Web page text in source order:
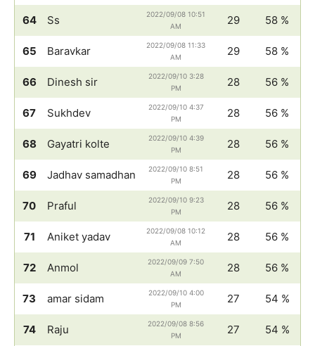
64 Ss
2022/09/08 10:51
AM
29 58 %
65 Baravkar
2022/09/08 11:33
AM
29 58 %
66 Dinesh sir
2022/09/10 3:28
PM
28 56 %
67 Sukhdev
2022/09/10 4:37
PM
28 56 %
68 Gayatri kolte
2022/09/10 4:39
PM
28 56 %
69 Jadhav samadhan
2022/09/10 8:51
PM
28 56 %
70 Praful
2022/09/10 9:23
PM
28 56 %
71 Aniket yadav
2022/09/08 10:12
AM
28 56 %
72 Anmol
2022/09/09 7:50
AM
28 56 %
73 amar sidam
2022/09/10 4:00
PM
27 54 %
74 Raju
2022/09/08 8:56
PM
27 54 %